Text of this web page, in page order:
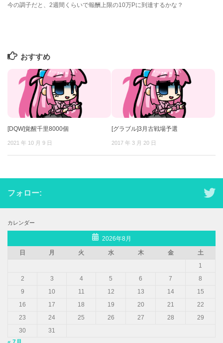
今の調子だと、2週間くらいで報酬上限の10万Pに到達するかな？
おすすめ
[DQW]覚醒千里8000個
2021 年 10 月 9 日
[グラブル]3月古戦場予選
2017 年 3 月 20 日
フォロー:
カレンダー
2026年8月
日
月 火 水 木 金
土
1
2
3 4 5 6 7
8
9
10 11 12 13 14
15
16
17 18 19 20 21
22
23
24 25 26 27 28
29
30
31